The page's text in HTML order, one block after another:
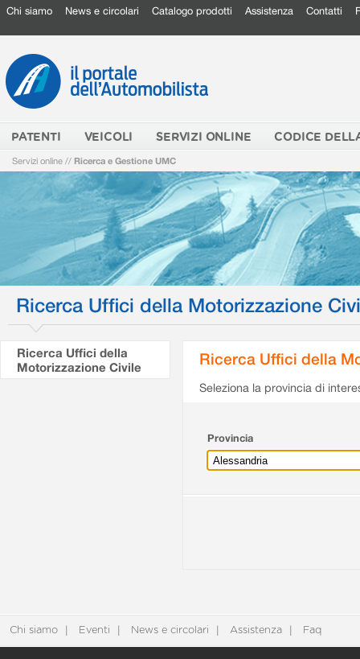
Chi siamo News e circolari Catalogo prodotti Assistenza Contatti
PATENTI VEICOLI SERVIZI ONLINE CODICE
Servizi online // Ricerca e Gestione UMC
Ricerca Uffici della Motorizzazione
Ricerca Uffici della
Motorizzazione Civile
Ricerca Uffici della
Seleziona la provincia di
Provincia
Chi siamo Eventi News e circolari Assistenza Faq